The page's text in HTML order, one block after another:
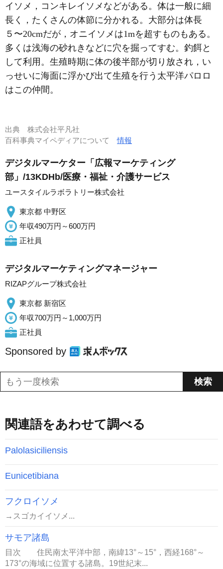
イソメ，コンキレイソメなどがある。体は一般に細
長く，たくさんの体節に分かれる。大部分は体長
５〜20cmだが，オニイソメは1mを超すものもある。
多くは浅海の砂れきなどに穴を掘ってすむ。釣餌と
して利用。生殖時期に体の後半部が切り放され，い
っせいに海面に浮かび出て生殖を行う太平洋パロロ
はこの仲間。
出典 株式会社平凡社
百科事典マイペディアについて情報
デジタルマーケター「広報マーケティング
部」/13KDHb/医療・福祉・介護サービス
ユースタイルラボラトリー株式会社
東京都 中野区
年収490万円～600万円
正社員
デジタルマーケティングマネージャー
RIZAPグループ株式会社
東京都 新宿区
年収700万円～1,000万円
正社員
Sponsored by
関連語をあわせて調べる
Palolasiciliensis
Eunicetibiana
フクロイソメ
→スゴカイイソメ...
サモア諸島
目次 住民南太平洋中部，南緯13°～15°，西経168°～
173°の海域に位置する諸島。19世紀末...